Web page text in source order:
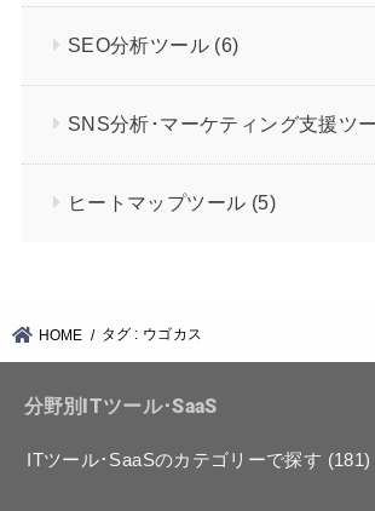
SEO分析ツール (6)
SNS分析･マーケティング支援ツ
ヒートマップツール (5)
HOME タグ : ウゴカス
分野別ITツール･SaaS
ITツール･SaaSのカテゴリーで探す (181)